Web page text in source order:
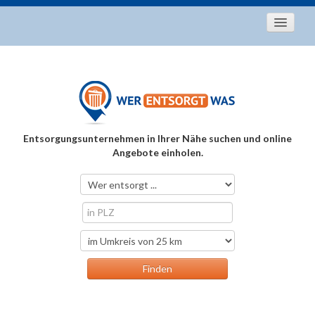
Entsorgungstipps
Über uns
Entsorgungsunternehmen in Ihrer Nähe suchen und online
Angebote einholen.